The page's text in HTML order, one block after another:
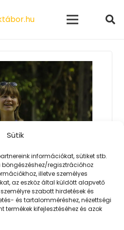
Sütik
információkat, sütiket stb.
regisztrációhoz
illetve személyes
az eszköz által küldött alapvető
szabott hirdetések és
és tartalomméréshez, nézettségi
kifejlesztéséhez és azok
alkossunk együtt!
szekcióval,
fejlődni és